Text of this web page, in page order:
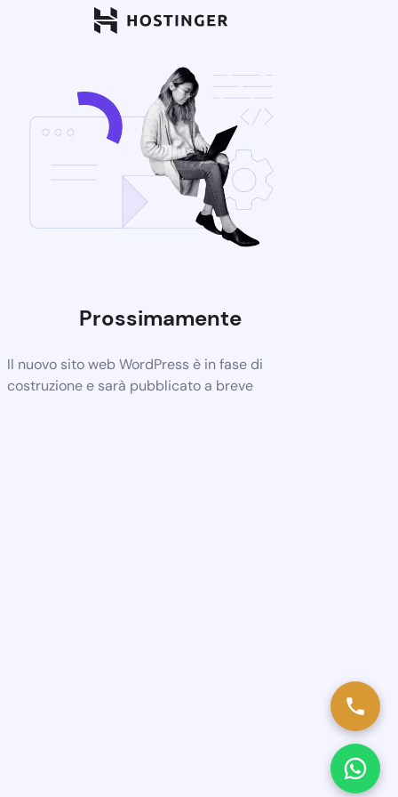
Prossimamente
Il nuovo sito web WordPress è in fase di
costruzione e sarà pubblicato a breve